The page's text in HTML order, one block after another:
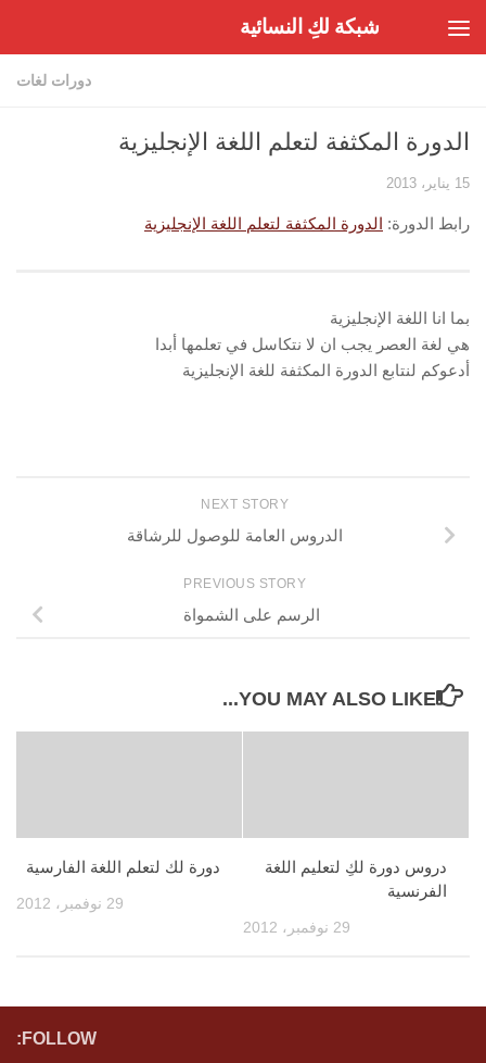
شبكة لكِ النسائية
دورات لغات
الدورة المكثفة لتعلم اللغة الإنجليزية
15 يناير، 2013
رابط الدورة: الدورة المكثفة لتعلم اللغة الإنجليزية
بما انا اللغة الإنجليزية
هي لغة العصر يجب ان لا نتكاسل في تعلمها أبدا
أدعوكم لنتابع الدورة المكثفة للغة الإنجليزية
NEXT STORY
الدروس العامة للوصول للرشاقة
PREVIOUS STORY
الرسم على الشمواة
YOU MAY ALSO LIKE...
دورة لك لتعلم اللغة الفارسية
29 نوفمبر، 2012
دروس دورة لكِ لتعليم اللغة
الفرنسية
29 نوفمبر، 2012
FOLLOW: